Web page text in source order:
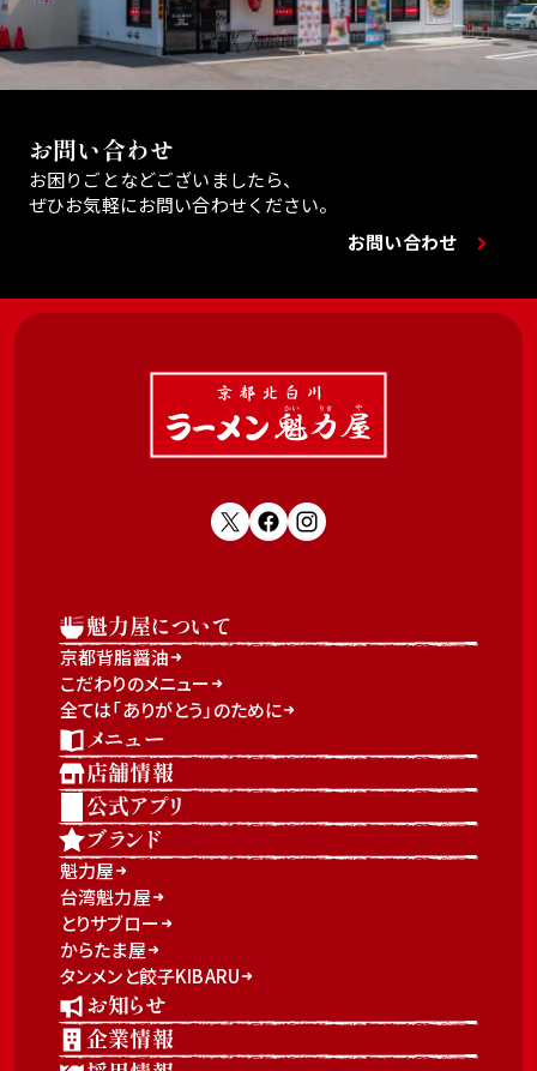
お問い合わせ
お困りごとなどございましたら、
ぜひお気軽にお問い合わせください。
お問い合わせ
魁力屋について
京都背脂醤油
こだわりのメニュー
全ては「ありがとう」のために
メニュー
店舗情報
公式アプリ
ブランド
魁力屋
台湾魁力屋
とりサブロー
からたま屋
タンメンと餃子KIBARU
お知らせ
企業情報